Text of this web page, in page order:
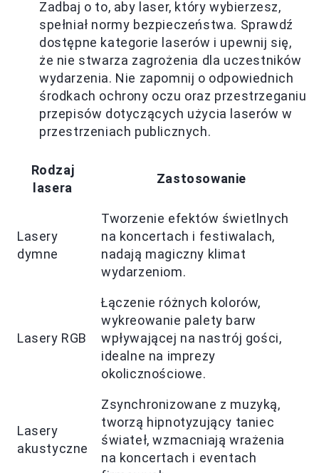
Zadbaj o to, aby laser, który wybierzesz,
spełniał normy bezpieczeństwa. Sprawdź
dostępne kategorie laserów i upewnij się,
że nie stwarza zagrożenia dla uczestników
wydarzenia. Nie zapomnij o odpowiednich
środkach ochrony oczu oraz przestrzeganiu
przepisów dotyczących użycia laserów w
przestrzeniach publicznych.
Rodzaj
lasera
Zastosowanie
Lasery
dymne
Tworzenie efektów świetlnych
na koncertach i festiwalach,
nadają magiczny klimat
wydarzeniom.
Lasery RGB
Łączenie różnych kolorów,
wykreowanie palety barw
wpływającej na nastrój gości,
idealne na imprezy
okolicznościowe.
Lasery
akustyczne
Zsynchronizowane z muzyką,
tworzą hipnotyzujący taniec
świateł, wzmacniają wrażenia
na koncertach i eventach